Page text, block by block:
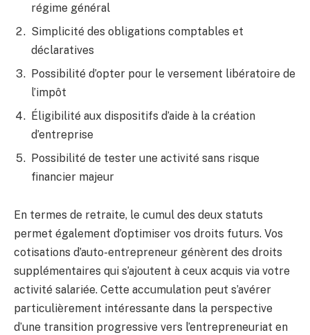
régime général
Simplicité des obligations comptables et
déclaratives
Possibilité d’opter pour le versement libératoire de
l’impôt
Éligibilité aux dispositifs d’aide à la création
d’entreprise
Possibilité de tester une activité sans risque
financier majeur
En termes de retraite, le cumul des deux statuts
permet également d’optimiser vos droits futurs. Vos
cotisations d’auto-entrepreneur génèrent des droits
supplémentaires qui s’ajoutent à ceux acquis via votre
activité salariée. Cette accumulation peut s’avérer
particulièrement intéressante dans la perspective
d’une transition progressive vers l’entrepreneuriat en